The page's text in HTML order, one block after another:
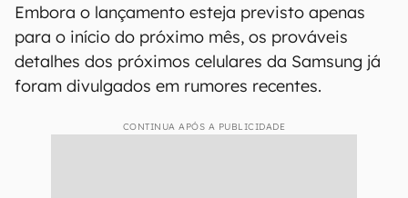
Embora o lançamento esteja previsto apenas
para o início do próximo mês, os prováveis
detalhes dos próximos celulares da Samsung já
foram divulgados em rumores recentes.
CONTINUA APÓS A PUBLICIDADE